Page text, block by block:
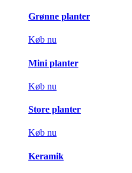
Grønne planter
Køb nu
Mini planter
Køb nu
Store planter
Køb nu
Keramik